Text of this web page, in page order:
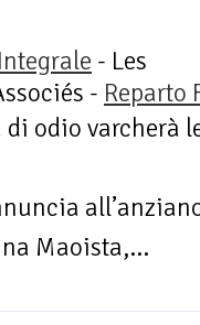
- Les
- Reparto
odio varcherà
Maoista,...